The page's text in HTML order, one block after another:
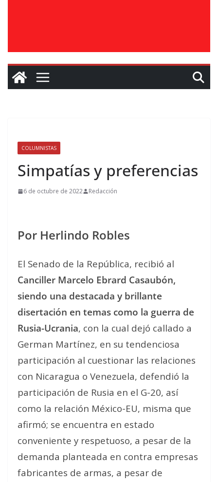
COLUMNISTAS
Simpatías y preferencias
6 de octubre de 2022 Redacción
Por Herlindo Robles
El Senado de la República, recibió al
Canciller Marcelo Ebrard Casaubón,
siendo una destacada y brillante
disertación en temas como la guerra de
Rusia-Ucrania, con la cual dejó callado a
German Martínez, en su tendenciosa
participación al cuestionar las relaciones
con Nicaragua o Venezuela, defendió la
participación de Rusia en el G-20, así
como la relación México-EU, misma que
afirmó; se encuentra en estado
conveniente y respetuoso, a pesar de la
demanda planteada en contra empresas
fabricantes de armas, a pesar de